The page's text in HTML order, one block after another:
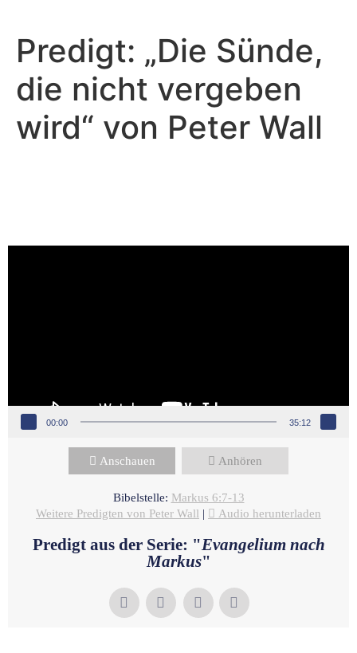
Predigt: „Die Sünde,
die nicht vergeben
wird“ von Peter Wall
Video-Player
00:00 35:12
Anschauen Anhören
Bibelstelle: Markus 6:7-13
Weitere Predigten von Peter Wall | Audio herunterladen
Predigt aus der Serie: "Evangelium nach
Markus"